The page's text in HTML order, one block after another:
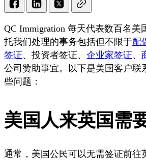
QC Immigration 每天代表数百名美
托我们处理的事务包括但不限于配
签证、投资者签证、 企业家签证、
公司赞助事宜。以下是美国客户联
些问题：
美国人来英国需
通常，美国公民可以无需签证前往